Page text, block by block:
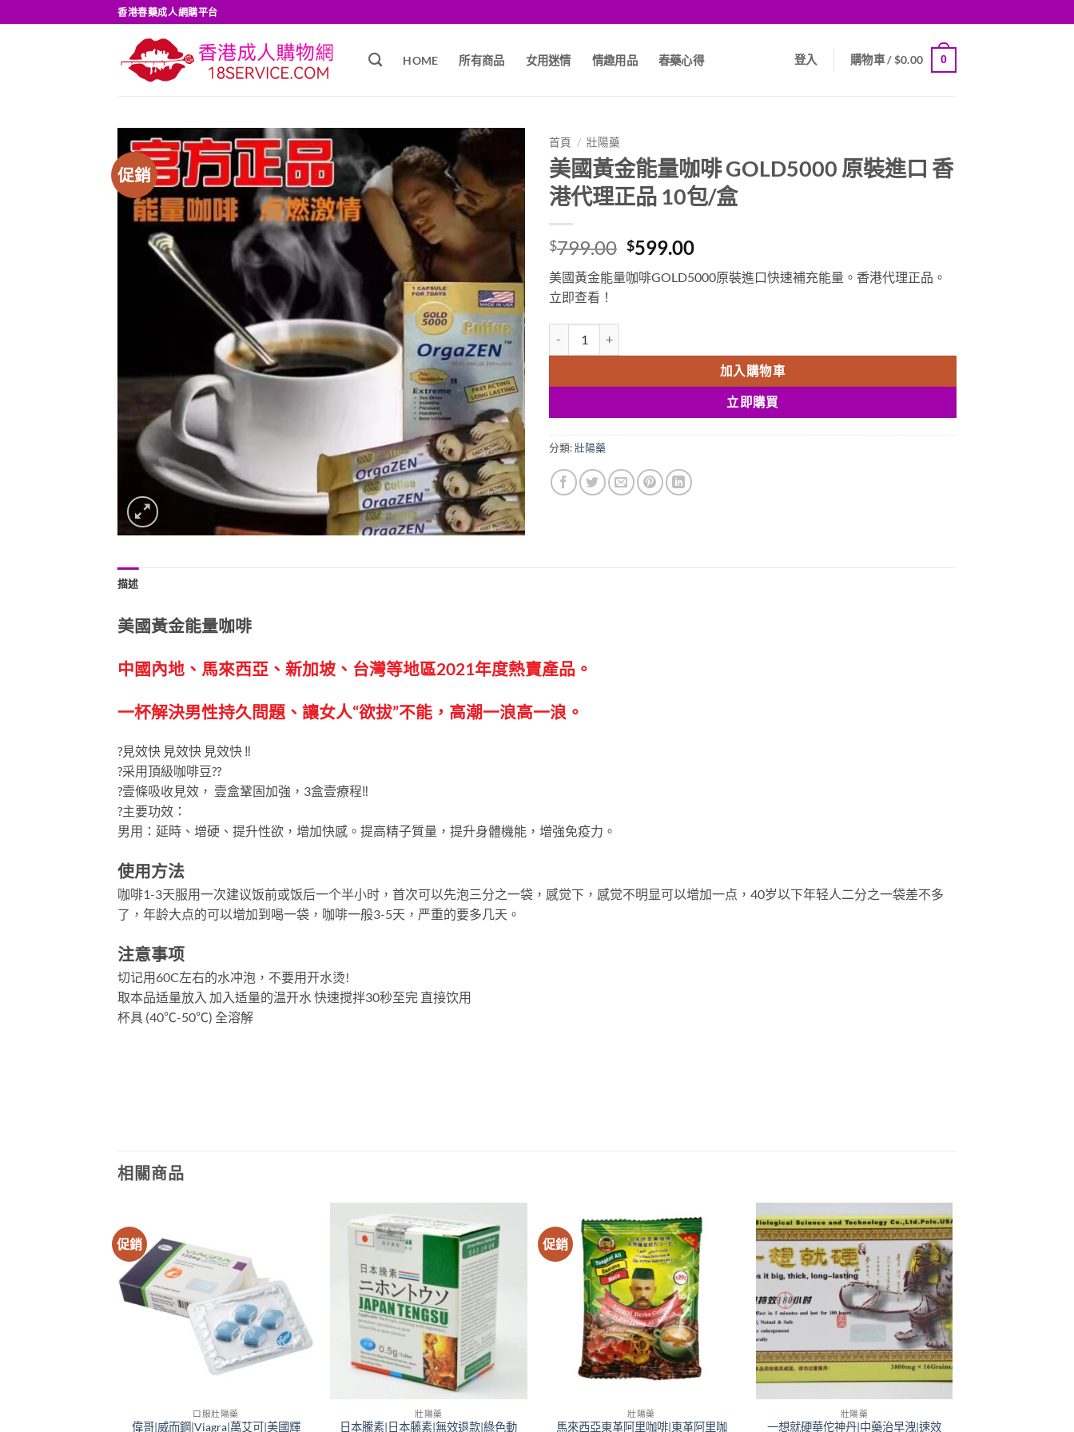
to
香港春藥成人網購平台
HOME 所有商品 女用迷情 情趣用品 春藥心得 登入 購物車 /$0.00 0
促銷
首頁 / 壯陽藥
美國黃金能量咖啡 GOLD5000 原裝進口 香
港代理正品 10包/盒
$799.00 Original
price
was:
$599.00Current
price
is:
美國黃金能量咖啡GOLD5000原裝進口快速補充能量。香港代理正品。
立即查看！
加入購物車
立即購買
分類:壯陽藥
描述
美國黃金能量咖啡
中國內地、馬來西亞、新加坡、台灣等地區2021年度熱賣產品。
一杯解決男性持久問題、讓女人“欲拔”不能，高潮一浪高一浪。
?見效快 見效快 見效快 ‼️
?采用頂級咖啡豆??
?壹條吸收見效， 壹盒鞏固加強，3盒壹療程‼️
?主要功效：
男用：延時、增硬、提升性欲，增加快感。提高精子質量，提升身體機能，增強免疫力。
使用方法
咖啡1-3天服用一次建议饭前或饭后一个半小时，首次可以先泡三分之一袋，感觉下，感觉不明显可以增加一点，40岁以下年轻人二分之一袋差不多
了，年龄大点的可以增加到喝一袋，咖啡一般3-5天，严重的要多几天。
注意事项
切记用60C左右的水冲泡，不要用开水烫!
取本品适量放入 加入适量的温开水 快速搅拌30秒至完 直接饮用
杯具 (40℃-50℃) 全溶解
相關商品
促銷
口服壯陽藥
偉哥|威而鋼|Viagra|萬艾可|美國輝
壯陽藥
日本騰素|日本藤素|無效退款|綠色動
促銷
壯陽藥
馬來西亞東革阿里咖啡|東革阿里咖
壯陽藥
一想就硬華佗神丹|中藥治早洩|速效